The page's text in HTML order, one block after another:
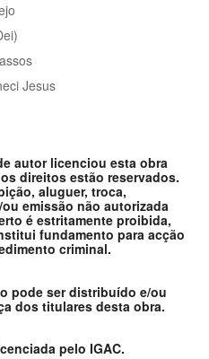
Jesus
autor licenciou esta obra
direitos estão reservados.
aluguer, troca,
emissão não autorizada
é estritamente proibida,
fundamento para acção
criminal.
pode ser distribuído e/ou
dos titulares desta obra.
pelo IGAC.